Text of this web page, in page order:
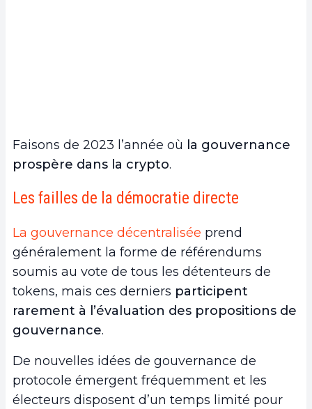
Faisons de 2023 l’année où la gouvernance
prospère dans la crypto.
Les failles de la démocratie directe
La gouvernance décentralisée prend
généralement la forme de référendums
soumis au vote de tous les détenteurs de
tokens, mais ces derniers participent
rarement à l’évaluation des propositions de
gouvernance.
De nouvelles idées de gouvernance de
protocole émergent fréquemment et les
électeurs disposent d’un temps limité pour